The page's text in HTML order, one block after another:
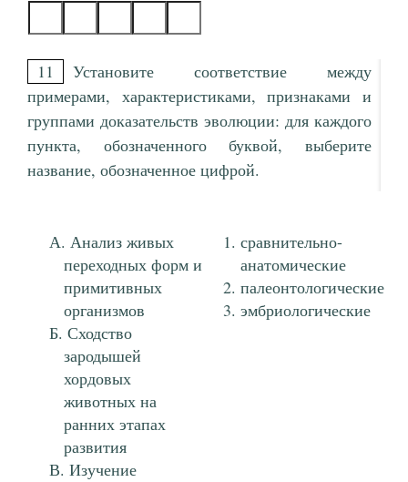
11
Установите соответствие между
примерами, характеристиками, признаками и
группами доказательств эволюции: для каждого
пункта, обозначенного буквой, выберите
название, обозначенное цифрой.
Анализ живых
переходных форм и
примитивных
организмов
Сходство
зародышей
хордовых
животных на
ранних этапах
развития
Изучение
сравнительно-
анатомические
палеонтологические
эмбриологические